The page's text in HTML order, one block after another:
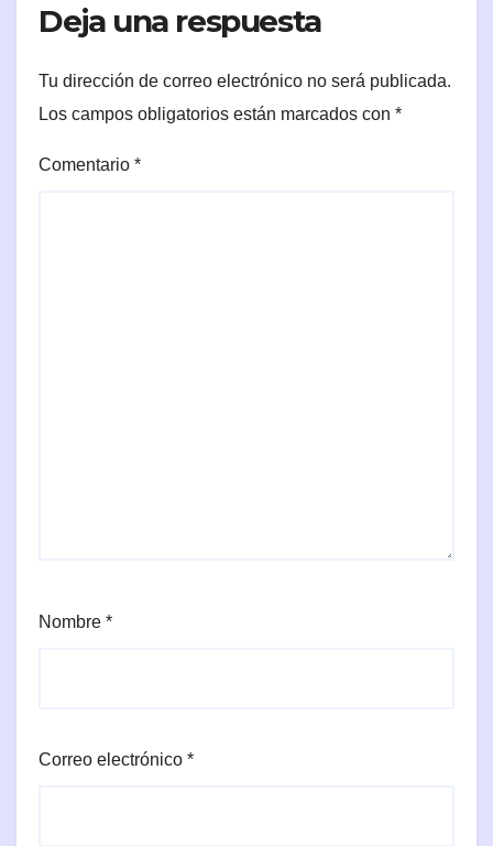
Deja una respuesta
Tu dirección de correo electrónico no será publicada.
Los campos obligatorios están marcados con *
Comentario *
Nombre *
Correo electrónico *